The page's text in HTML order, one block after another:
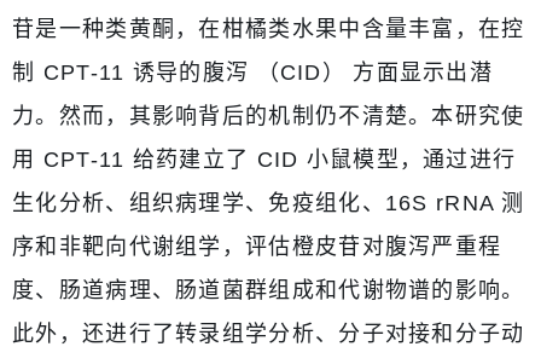
苷是一种类黄酮，在柑橘类水果中含量丰富，在控
制 CPT-11 诱导的腹泻 （CID） 方面显示出潜
力。然而，其影响背后的机制仍不清楚。本研究使
用 CPT-11 给药建立了 CID 小鼠模型，通过进行
生化分析、组织病理学、免疫组化、16S rRNA 测
序和非靶向代谢组学，评估橙皮苷对腹泻严重程
度、肠道病理、肠道菌群组成和代谢物谱的影响。
此外，还进行了转录组学分析、分子对接和分子动